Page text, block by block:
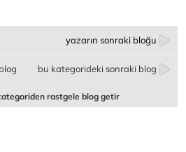
yazarın sonraki bloğu
bu kategorideki sonraki blog
rastgele blog getir